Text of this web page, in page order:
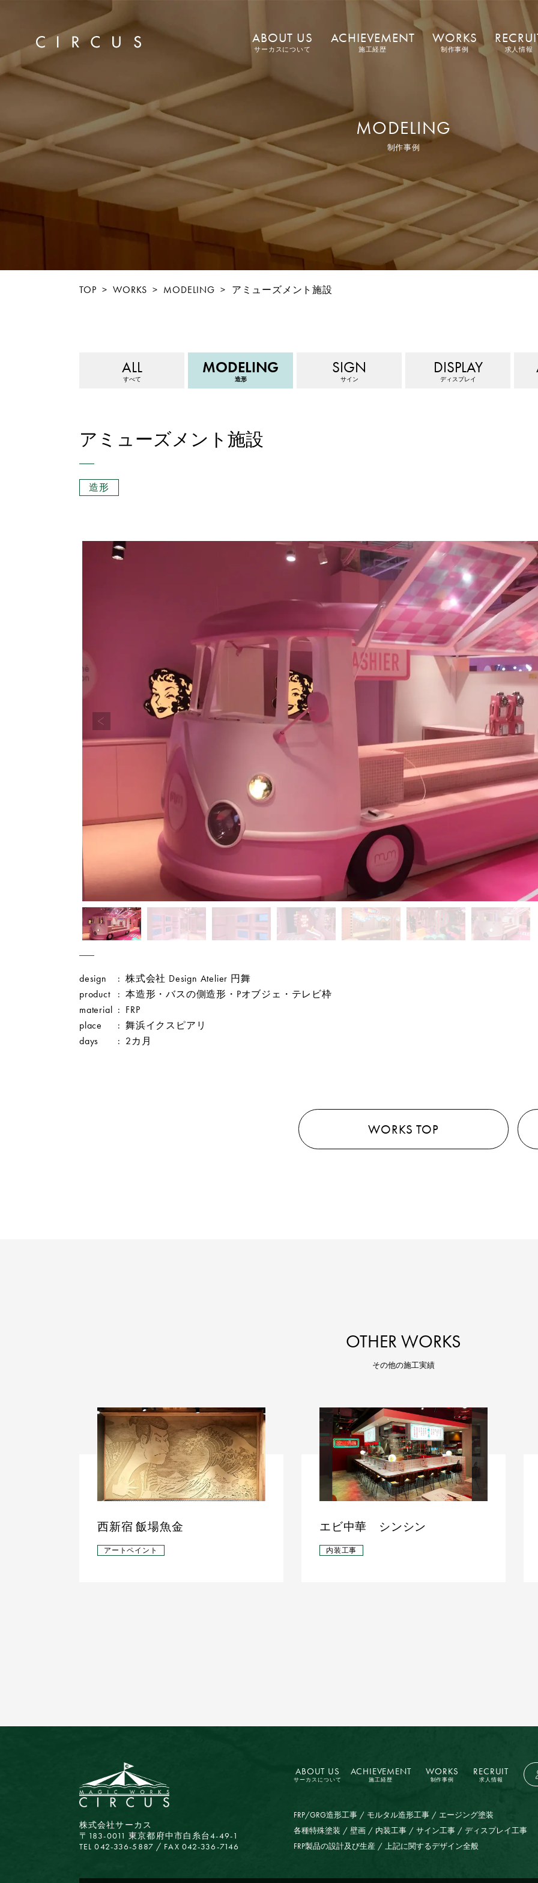
ABOUT US
サーカスについて
ACHIEVEMENT
施工経歴
WORKS
制作事例 求人情報
MODELING
制作事例
TOP >WORKS > MODELING > アミューズメント施設
ALL
すべて
MODELING
造形
SIGN
サイン
DISPLAY
ディスプレイ
アミューズメント施設
造形
design : 株式会社 Design Atelier 円舞
product
: 本造形・バスの側造形・Pオブジェ・テレビ枠
material : FRP
place
: 舞浜イクスピアリ
days
: 2カ月
WORKS TOP
OTHER WORKS
その他の施工実績
西新宿 飯場魚金
アートペイント
エビ中華 シンシン
内装工事
株式会社サーカス
〒183-0011 東京都府中市白糸台4-49-1
TEL 042-336-5887 / FAX 042-336-7146
ABOUT US
サーカスについて
ACHIEVEMENT
施工経歴
WORKS
制作事例
RECRUIT
求人情報
FRP/GRG造形工事 モルタル造形工事
エージング塗装
各種特殊塗装
壁画 内装工事 サイン工事
ディスプレイ工事
FRP製品の設計及び生産
上記に関するデザイン全般